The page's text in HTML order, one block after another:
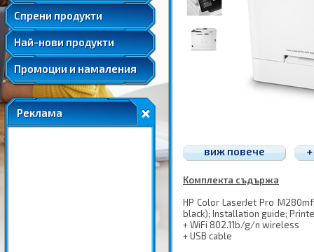
Спрени продукти
Удължени и допълнителни гаранции
Най-нови продукти
Промоции и намаления
Реклама
виж повече
Комплекта съдържа
HP Color LaserJet Pro
black); Installation guide;
+ WiFi 802.11b/g/n wireless
+ USB cable